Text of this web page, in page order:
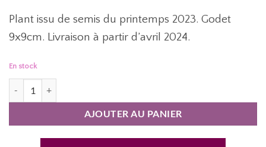
Plant issu de semis du printemps 2023. Godet
9x9cm. Livraison à partir d’avril 2024.
En stock
AJOUTER AU PANIER